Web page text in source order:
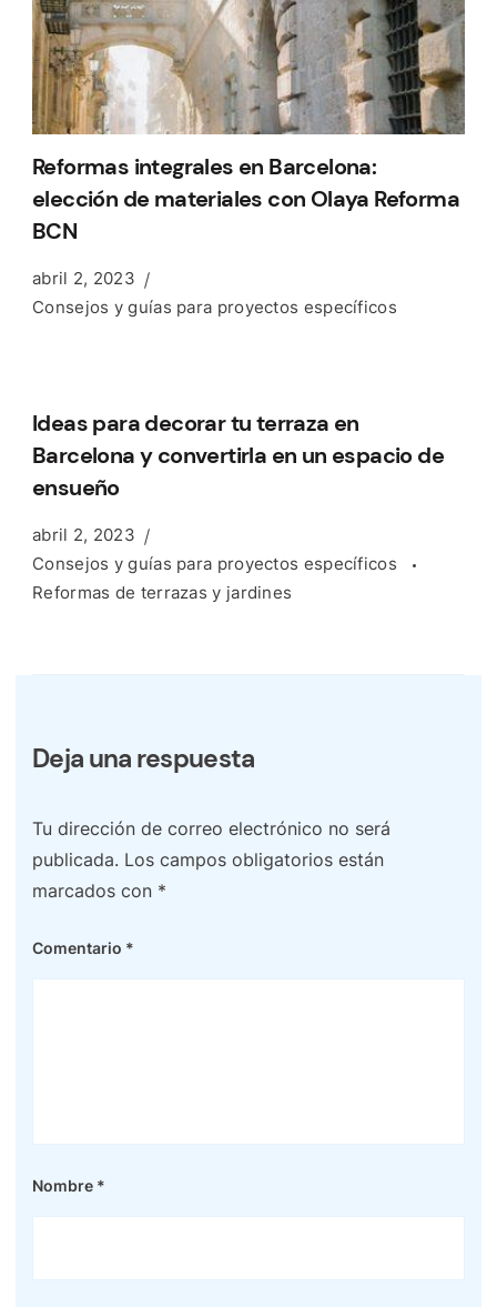
Reformas integrales en Barcelona:
elección de materiales con Olaya Reforma
BCN
abril 2, 2023
Consejos y guías para proyectos específicos
Ideas para decorar tu terraza en
Barcelona y convertirla en un espacio de
ensueño
abril 2, 2023
Consejos y guías para proyectos específicos
Reformas de terrazas y jardines
Deja una respuesta
Tu dirección de correo electrónico no será
publicada. Los campos obligatorios están
marcados con *
Comentario *
Nombre *